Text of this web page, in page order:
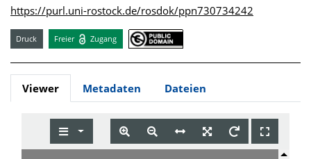
https://purl.uni-rostock.de/rosdok/ppn730734242
Druck Freier Zugang
Viewer Metadaten Dateien